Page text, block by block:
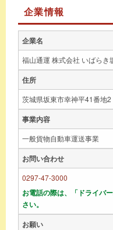
企業情報
企業名
福山通運 株式会社 いばらき
住所
茨城県坂東市幸神平41番地2
事業内容
一般貨物自動車運送事業
お問い合わせ
0297-47-3000
お電話の際は、「ドライバ
さい。
お願い